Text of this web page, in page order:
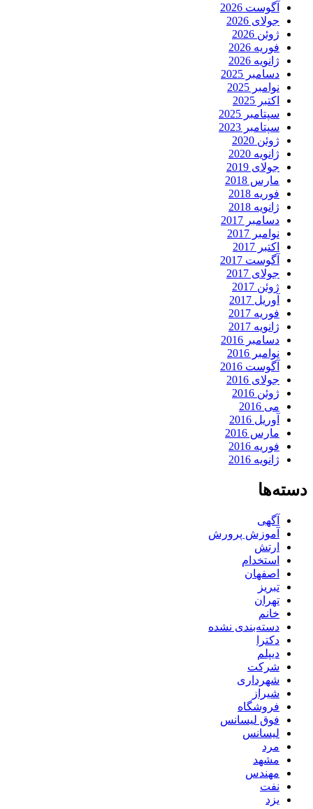
آگوست 2026
جولای 2026
ژوئن 2026
فوریه 2026
ژانویه 2026
دسامبر 2025
نوامبر 2025
اکتبر 2025
سپتامبر 2025
سپتامبر 2023
ژوئن 2020
ژانویه 2020
جولای 2019
مارس 2018
فوریه 2018
ژانویه 2018
دسامبر 2017
نوامبر 2017
اکتبر 2017
آگوست 2017
جولای 2017
ژوئن 2017
آوریل 2017
فوریه 2017
ژانویه 2017
دسامبر 2016
نوامبر 2016
آگوست 2016
جولای 2016
ژوئن 2016
می 2016
آوریل 2016
مارس 2016
فوریه 2016
ژانویه 2016
دسته‌ها
آگهی
آموزش پرورش
ارتش
استخدام
اصفهان
تبریز
تهران
خانم
دسته‌بندی نشده
دکترا
دیپلم
شرکت
شهرداری
شیراز
فروشگاه
فوق لیسانس
لیسانس
مرد
مشهد
مهندس
نفت
یزد